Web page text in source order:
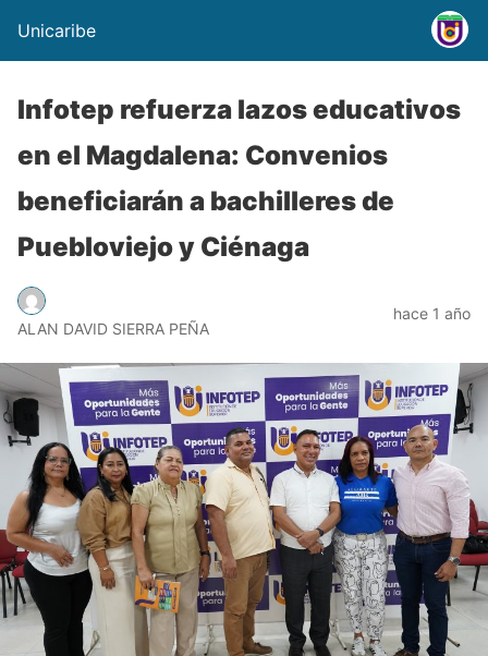
Unicaribe
Infotep refuerza lazos educativos
en el Magdalena: Convenios
beneficiarán a bachilleres de
Puebloviejo y Ciénaga
ALAN DAVID SIERRA PEÑA
hace 1 año